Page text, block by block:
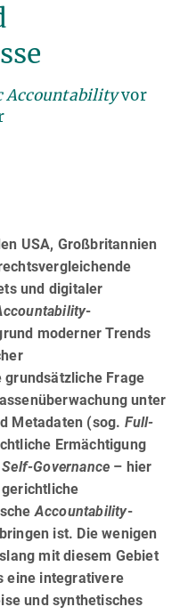
Accountabilityvor
USA, Großbritannien
und digitaler
-
moderner Trends
Frage
unter
Metadaten (sog. Full-
Ermächtigung
Self-Governance – hier
Accountability-
ist. Die wenigen
mit diesem Gebiet
eine integrativere
und synthetisches